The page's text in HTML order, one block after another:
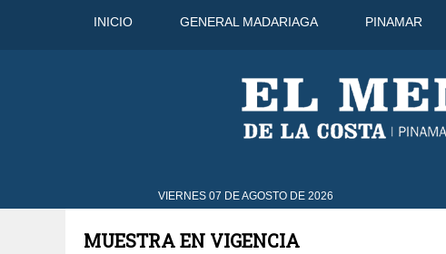
INICIO GENERAL MADARIAGA PINAMAR
VIERNES 07 DE AGOSTO DE 2026
29°C 8 Ago 31°C
MUESTRA EN VIGENCIA